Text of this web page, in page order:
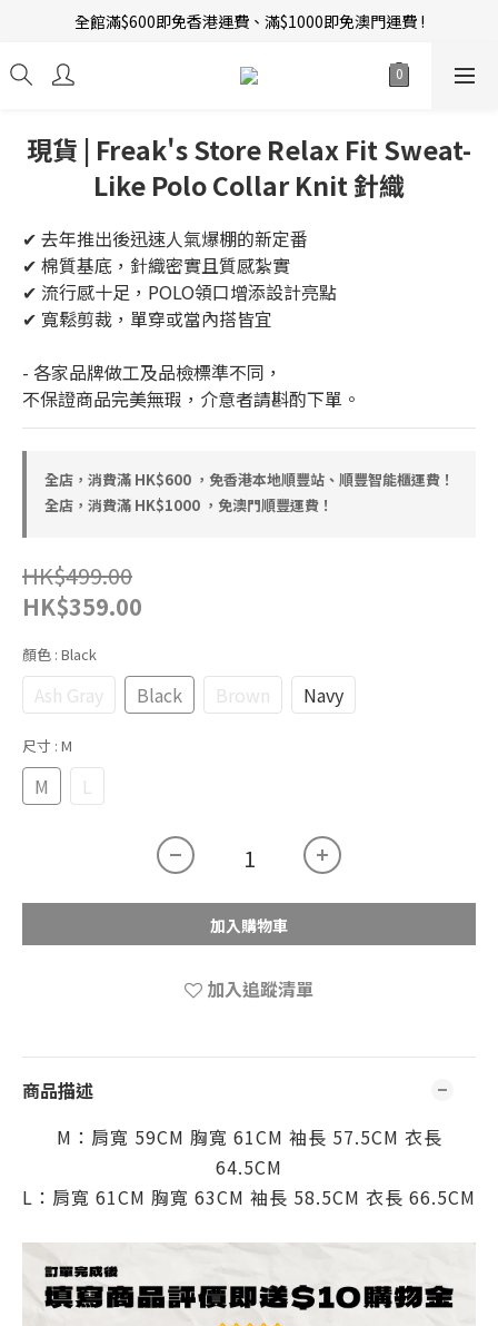
新會員招募中 | 即送 $12 購物金當錢使！
全館滿$600即免香港運費、滿$1000即免澳門運費 !
現貨 | Freak's Store Relax Fit Sweat-
Like Polo Collar Knit 針織
✔ 去年推出後迅速人氣爆棚的新定番
✔ 棉質基底，針織密實且質感紮實
✔ 流行感十足，POLO領口增添設計亮點
✔ 寬鬆剪裁，單穿或當內搭皆宜
- 各家品牌做工及品檢標準不同，
不保證商品完美無瑕，介意者請斟酌下單。
全店，消費滿 HK$600 ，免香港本地順豐站、順豐智能櫃運費！
全店，消費滿 HK$1000 ，免澳門順豐運費！
HK$499.00
HK$359.00
顏色 : Black
Ash Gray Black Brown Navy
尺寸 : M
M L
加入購物車
加入追蹤清單
商品描述
M：肩寬 59CM 胸寬 61CM 袖長 57.5CM 衣長
64.5CM
L：肩寬 61CM 胸寬 63CM 袖長 58.5CM 衣長 66.5CM